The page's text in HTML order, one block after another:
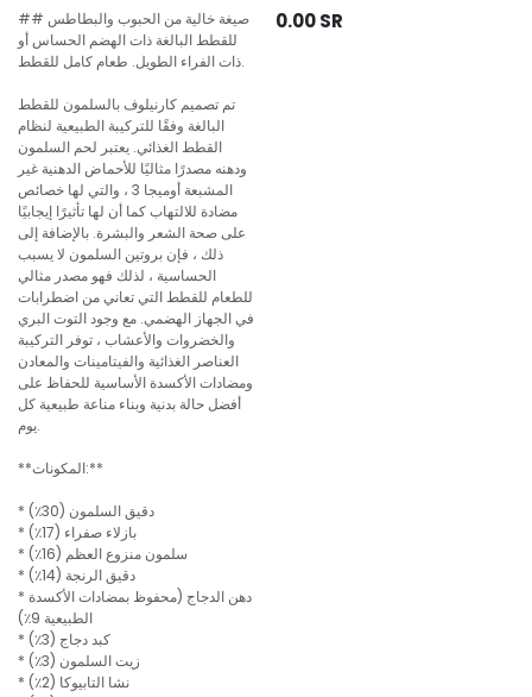
## صيغة خالية من الحبوب والبطاطس
للقطط البالغة ذات الهضم الحساس أو
ذات الفراء الطويل. طعام كامل للقطط.
تم تصميم كارنيلوف بالسلمون للقطط
البالغة وفقًا للتركيبة الطبيعية لنظام
القطط الغذائي. يعتبر لحم السلمون
ودهنه مصدرًا مثاليًا للأحماض الدهنية غير
المشبعة أوميجا 3 ، والتي لها خصائص
مضادة للالتهاب كما أن لها تأثيرًا إيجابيًا
على صحة الشعر والبشرة. بالإضافة إلى
ذلك ، فإن بروتين السلمون لا يسبب
الحساسية ، لذلك فهو مصدر مثالي
للطعام للقطط التي تعاني من اضطرابات
في الجهاز الهضمي. مع وجود التوت البري
والخضروات والأعشاب ، توفر التركيبة
العناصر الغذائية والفيتامينات والمعادن
ومضادات الأكسدة الأساسية للحفاظ على
أفضل حالة بدنية وبناء مناعة طبيعية كل
يوم.
**المكونات:**
* دقيق السلمون (30٪)
* بازلاء صفراء (17٪)
* سلمون منزوع العظم (16٪)
* دقيق الرنجة (14٪)
* دهن الدجاج (محفوظ بمضادات الأكسدة
الطبيعية 9٪)
* كبد دجاج (3٪)
* زيت السلمون (3٪)
* نشا التابيوكا (2٪)
0.00SR